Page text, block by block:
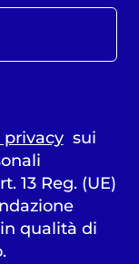
privacysui
13 Reg. (UE)
qualità di